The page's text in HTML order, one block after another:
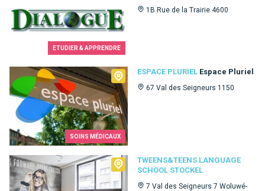
ETUDIER & APPRENDRE
1B Rue de la Trairie 4600
SOINS MÉDICAUX
ESPACE PLURIEL Espace Pluriel
67 Val des Seigneurs 1150
Espace Pluriel
TWEENS&TEENS LANGUAGE
SCHOOL STOCKEL
7 Val des Seigneurs 7 Woluwé-
Tweens&Teens language school Stockel